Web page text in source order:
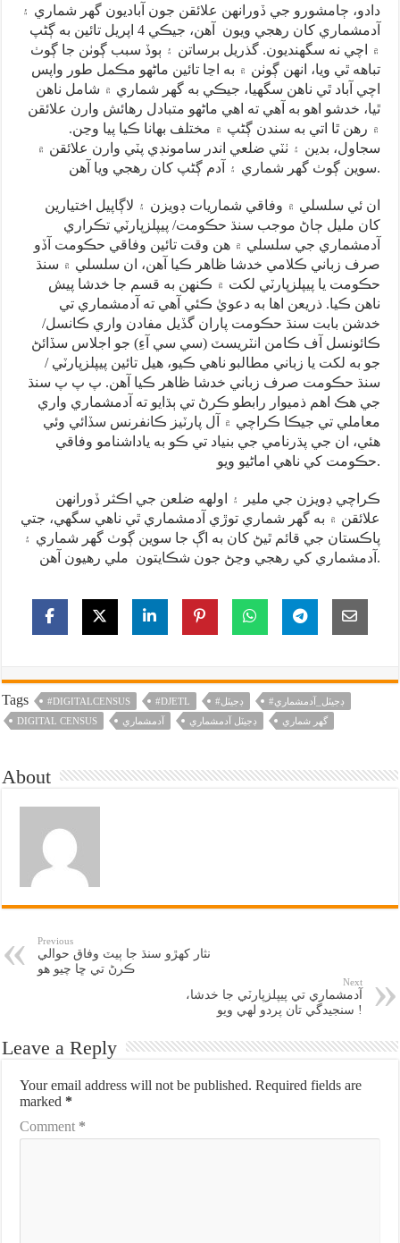
دادو، ڄامشورو جي ڏورانهن علائقن جون آباديون گهر شماري ۽
آدمشماري کان رهجي ويون آهن، جيڪي 4 اپريل تائين به ڳڻپ
۾ اچي نه سگهنديون. گذريل برساتن ۽ ٻوڏ سبب ڳوٺن جا ڳوٺ
تباهه ٿي ويا، انهن ڳوٺن ۾ به اڃا تائين ماڻهو مڪمل طور واپس
اچي آباد ٿي ناهن سگهيا، جيڪي به گهر شماري ۾ شامل ناهن
ٿيا، خدشو اهو به آهي ته اهي ماڻهو متبادل رهائش وارن علائقن
۾ رهن ٿا اتي به سندن ڳڻپ ۾ مختلف بهانا ڪيا پيا وڃن.
سجاول، بدين ۽ ٺٽي ضلعي اندر سامونڊي پٽي وارن علائقن ۾
سوين ڳوٺ گهر شماري ۽ آدم ڳڻپ کان رهجي ويا آهن.
ان ئي سلسلي ۾ وفاقي شماريات ڊويزن ۽ لاڳاپيل اختيارين
کان مليل ڄاڻ موجب سنڌ حڪومت/ پيپلزپارٽي تڪراري
آدمشماري جي سلسلي ۾ هن وقت تائين وفاقي حڪومت آڏو
صرف زباني ڪلامي خدشا ظاهر ڪيا آهن، ان سلسلي ۾ سنڌ
حڪومت يا پيپلزپارٽي لکت ۾ ڪنهن به قسم جا خدشا پيش
ناهن ڪيا. ذريعن اها به دعويٰ ڪئي آهي ته آدمشماري تي
خدشن بابت سنڌ حڪومت پاران گڏيل مفادن واري ڪانسل/
ڪائونسل آف ڪامن انٽريسٽ (سي سي آءِ) جو اجلاس سڏائڻ
جو به لکت يا زباني مطالبو ناهي ڪيو، هيل تائين پيپلزپارٽي /
سنڌ حڪومت صرف زباني خدشا ظاهر ڪيا آهن. پ پ پ سنڌ
جي هڪ اهم ذميوار رابطو ڪرڻ تي ٻڌايو ته آدمشماري واري
معاملي تي جيڪا ڪراچي ۾ آل پارٽيز ڪانفرنس سڏائي وئي
هئي، ان جي پڌرنامي جي بنياد تي ڪو به ياداشنامو وفاقي
حڪومت کي ناهي اماڻيو ويو.
ڪراچي ڊويزن جي ملير ۽ اولهه ضلعن جي اڪثر ڏورانهن
علائقن ۾ به گهر شماري توڙي آدمشماري ٿي ناهي سگهي، جتي
پاڪستان جي قائم ٿيڻ کان به اڳ جا سوين ڳوٺ گهر شماري ۽
آدمشماري کي رهجي وڃڻ جون شڪايتون ملي رهيون آهن.
Tags #DIGITALCENSUS #DJETL #ڊجيٽل
#ڊجيٽل_آدمشماري
DIGITAL CENSUS
آدمشماري ڊجيٽل آدمشماري گهر شماري
About
Previous
نثار کهڙو سنڌ جا ٻيٽ وفاق حوالي
ڪرڻ تي ڇا چيو هو
Next
آدمشماري تي پيپلزپارٽي جا خدشا،
سنجيدگي تان پردو لهي ويو !
Leave a Reply
Your email address will not be published. Required fields are
marked *
Comment *